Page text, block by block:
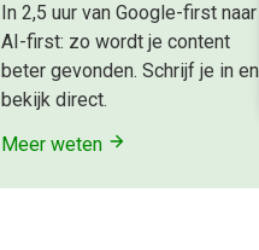
In 2,5 uur van Google-first naar
AI-first: zo wordt je content
beter gevonden. Schrijf je in en
bekijk direct.
Meer weten